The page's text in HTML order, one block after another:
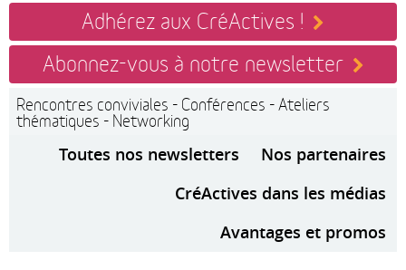
Adhérez aux CréActives !
Abonnez-vous à notre newsletter
Rencontres conviviales - Conférences - Ateliers
thématiques - Networking
Toutes nos newsletters
Nos partenaires
CréActives dans les médias
Avantages et promos